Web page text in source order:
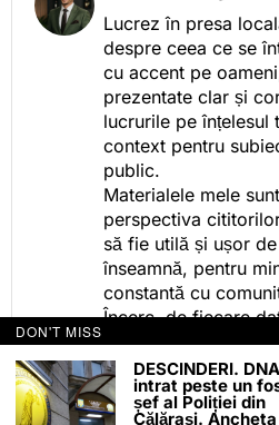
Lucrez în presa
despre ceea ce se
cu accent pe
prezentate clar și
lucrurile pe înțelesul
context pentru
public.
Materialele mele
perspectiva
să fie utilă și ușor
înseamnă, pentru
constantă cu
Încerc, de fiecare
celor care citesc,
ceea ce fac. Pentru
este despre mine,
Iar dacă oamenii se
DON'T MISS
DESCINDERI.
intrat peste un
șef al Poliției din
Călărași. Ancheta